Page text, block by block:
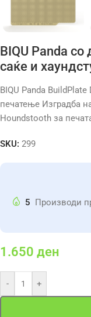
BIQU Panda со
саќе и
BIQU Panda BuildPlate
печатење Изградба
Houndstooth за
SKU: 299
5 Производи
1.650 ден
- +